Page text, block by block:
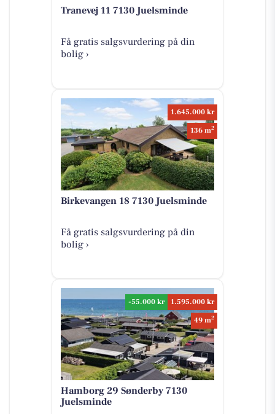
Tranevej 11 7130 Juelsminde
Få gratis salgsvurdering på din
bolig ›
1.645.000 kr
136 m2
Birkevangen 18 7130 Juelsminde
Få gratis salgsvurdering på din
bolig ›
-55.000 kr
1.595.000 kr
49 m2
Hamborg 29 Sønderby 7130
Juelsminde